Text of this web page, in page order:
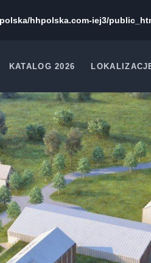
hhpolska.com-iej3/
KATALOG 2026